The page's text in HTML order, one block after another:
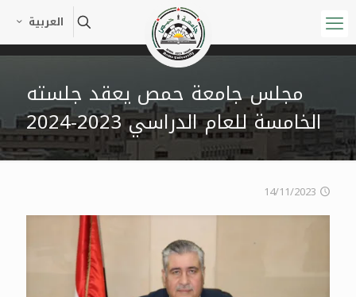
العربية
مجلس جامعة حمص يعقد جلسته
الخامسة للعام الدراسي 2023-2024
14/11/2023